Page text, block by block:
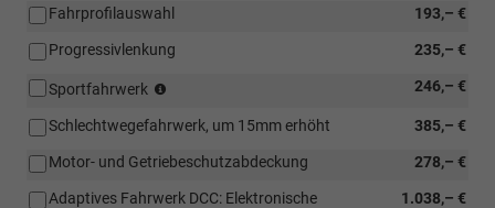
193,– €
Fahrprofilauswahl
235,– €
Progressivlenkung
246,– €
Sportfahrwerk
2.0
85
kW)
385,– €
Schlechtwegefahrwerk, um 15mm erhöht
278,– €
Motor- und Getriebeschutzabdeckung
1.038,– €
Adaptives Fahrwerk DCC: Elektronische